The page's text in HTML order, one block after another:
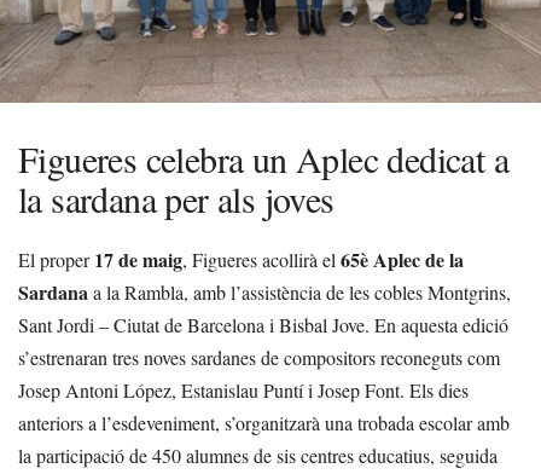
Figueres celebra un Aplec dedicat a
la sardana per als joves
El proper17 de maig, Figueres acollirà el 65è Aplec de la
Sardanaa la Rambla, amb l’assistència de les cobles Montgrins,
Sant Jordi – Ciutat de Barcelona i Bisbal Jove. En aquesta edició
s’estrenaran tres noves sardanes de compositors reconeguts com
Josep Antoni López, Estanislau Puntí i Josep Font. Els dies
anteriors a l’esdeveniment, s’organitzarà una trobada escolar amb
la participació de 450 alumnes de sis centres educatius, seguida